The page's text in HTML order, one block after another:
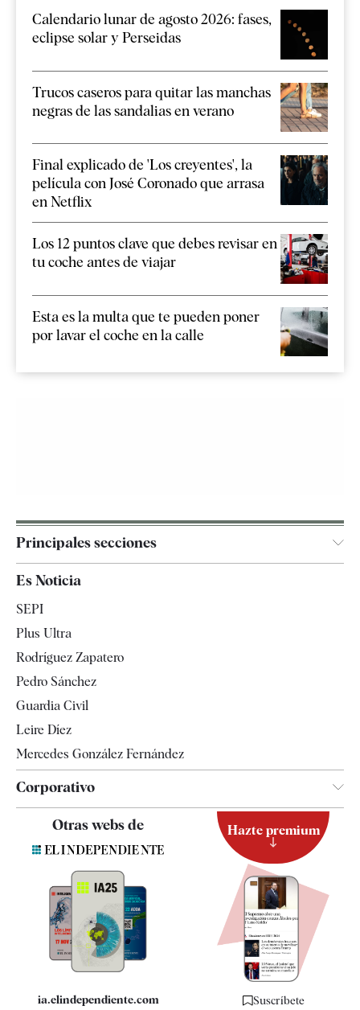
Calendario lunar de agosto 2026: fases,
eclipse solar y Perseidas
Trucos caseros para quitar las manchas
negras de las sandalias en verano
Final explicado de 'Los creyentes', la
película con José Coronado que arrasa
en Netflix
Los 12 puntos clave que debes revisar en
tu coche antes de viajar
Esta es la multa que te pueden poner
por lavar el coche en la calle
Principales secciones
España
Televisión
Es Noticia
SEPI
Plus Ultra
Rodríguez Zapatero
Pedro Sánchez
Guardia Civil
Leire Díez
Mercedes González Fernández
Corporativo
Contacto
Quiénes somos
Especificaciones
Otras webs de
ia.elindependiente.com
Hazte premium
Suscríbete